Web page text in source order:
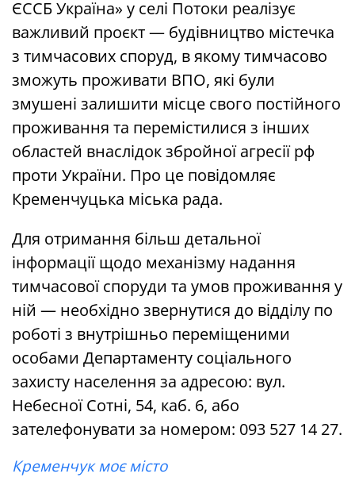
ЄССБ Україна» у селі Потоки реалізує
важливий проєкт — будівництво містечка
з тимчасових споруд, в якому тимчасово
зможуть проживати ВПО, які були
змушені залишити місце свого постійного
проживання та перемістилися з інших
областей внаслідок збройної агресії рф
проти України. Про це повідомляє
Кременчуцька міська рада.
Для отримання більш детальної
інформації щодо механізму надання
тимчасової споруди та умов проживання у
ній — необхідно звернутися до відділу по
роботі з внутрішньо переміщеними
особами Департаменту соціального
захисту населення за адресою: вул.
Небесної Сотні, 54, каб. 6, або
зателефонувати за номером: 093 527 14 27.
Кременчук моє місто